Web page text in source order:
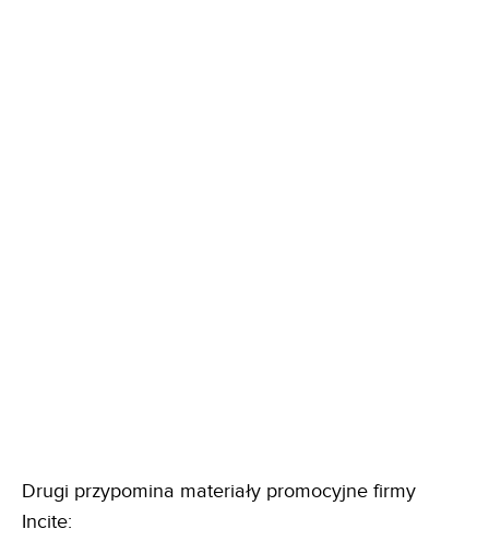
Drugi przypomina materiały promocyjne firmy
Incite: